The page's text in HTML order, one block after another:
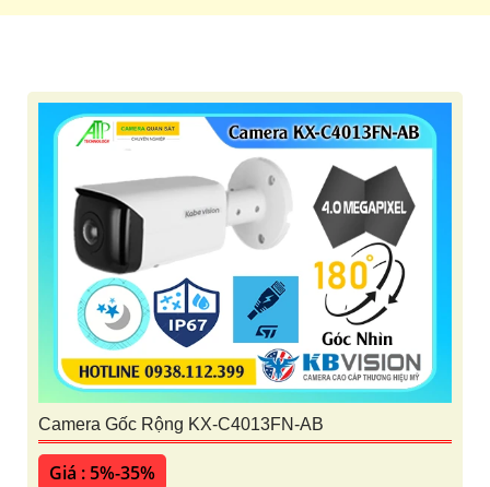
Camera Gốc Rộng KX-C4013FN-AB
Giá : 5%-35%